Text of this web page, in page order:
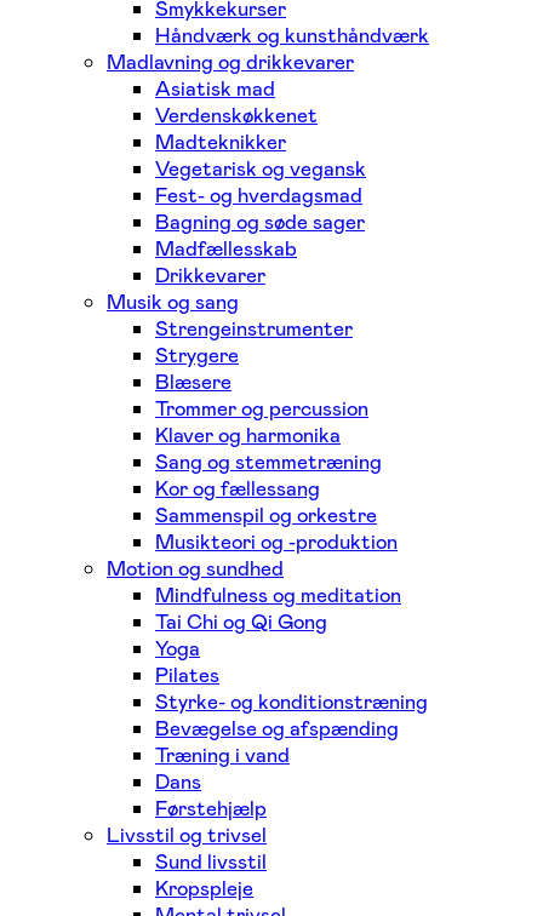
Smykkekurser
Håndværk og kunsthåndværk
Madlavning og drikkevarer
Asiatisk mad
Verdenskøkkenet
Madteknikker
Vegetarisk og vegansk
Fest- og hverdagsmad
Bagning og søde sager
Madfællesskab
Drikkevarer
Musik og sang
Strengeinstrumenter
Strygere
Blæsere
Trommer og percussion
Klaver og harmonika
Sang og stemmetræning
Kor og fællessang
Sammenspil og orkestre
Musikteori og -produktion
Motion og sundhed
Mindfulness og meditation
Tai Chi og Qi Gong
Yoga
Pilates
Styrke- og konditionstræning
Bevægelse og afspænding
Træning i vand
Dans
Førstehjælp
Livsstil og trivsel
Sund livsstil
Kropspleje